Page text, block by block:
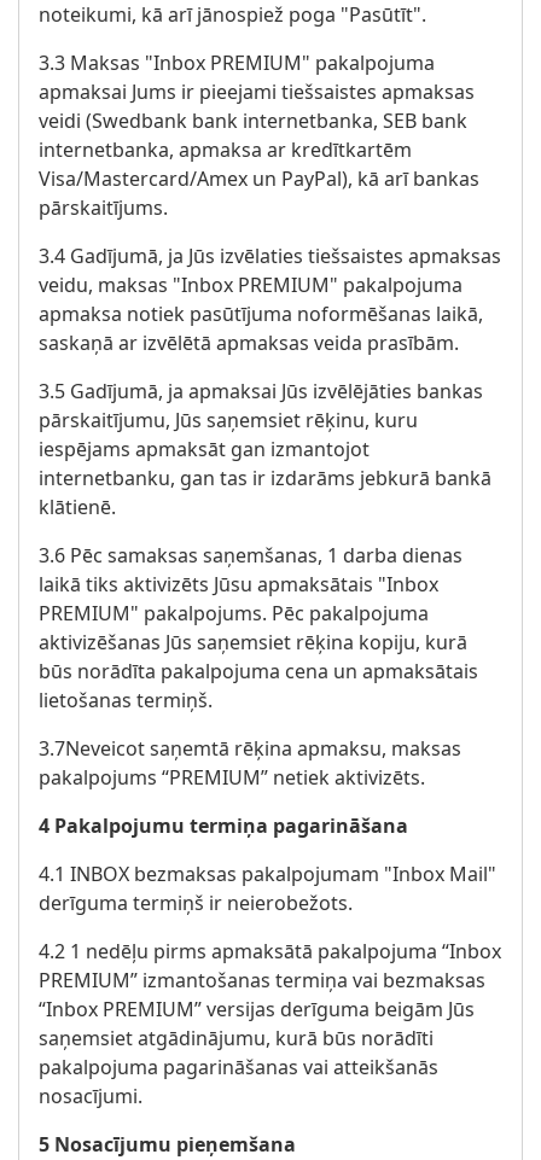
noteikumi, kā arī jānospiež poga "Pasūtīt".
3.3 Maksas "Inbox PREMIUM" pakalpojuma
apmaksai Jums ir pieejami tiešsaistes apmaksas
veidi (Swedbank bank internetbanka, SEB bank
internetbanka, apmaksa ar kredītkartēm
Visa/Mastercard/Amex un PayPal), kā arī bankas
pārskaitījums.
3.4 Gadījumā, ja Jūs izvēlaties tiešsaistes apmaksas
veidu, maksas "Inbox PREMIUM" pakalpojuma
apmaksa notiek pasūtījuma noformēšanas laikā,
saskaņā ar izvēlētā apmaksas veida prasībām.
3.5 Gadījumā, ja apmaksai Jūs izvēlējāties bankas
pārskaitījumu, Jūs saņemsiet rēķinu, kuru
iespējams apmaksāt gan izmantojot
internetbanku, gan tas ir izdarāms jebkurā bankā
klātienē.
3.6 Pēc samaksas saņemšanas, 1 darba dienas
laikā tiks aktivizēts Jūsu apmaksātais "Inbox
PREMIUM" pakalpojums. Pēc pakalpojuma
aktivizēšanas Jūs saņemsiet rēķina kopiju, kurā
būs norādīta pakalpojuma cena un apmaksātais
lietošanas termiņš.
3.7Neveicot saņemtā rēķina apmaksu, maksas
pakalpojums “PREMIUM” netiek aktivizēts.
4 Pakalpojumu termiņa pagarināšana
4.1 INBOX bezmaksas pakalpojumam "Inbox Mail"
derīguma termiņš ir neierobežots.
4.2 1 nedēļu pirms apmaksātā pakalpojuma “Inbox
PREMIUM” izmantošanas termiņa vai bezmaksas
“Inbox PREMIUM” versijas derīguma beigām Jūs
saņemsiet atgādinājumu, kurā būs norādīti
pakalpojuma pagarināšanas vai atteikšanās
nosacījumi.
5 Nosacījumu pieņemšana